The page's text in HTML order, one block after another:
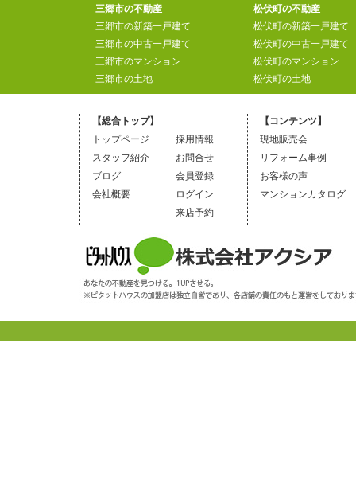
三郷市の不動産
三郷市の新築一戸建て
三郷市の中古一戸建て
三郷市のマンション
三郷市の土地
松伏町の不動産
松伏町の新築一戸建て
松伏町の中古一戸建て
松伏町のマンション
松伏町の土地
【総合トップ】
トップページ
スタッフ紹介
ブログ
会社概要
採用情報
お問合せ
会員登録
ログイン
来店予約
【コンテンツ】
現地販売会
リフォーム事例
お客様の声
マンションカタログ